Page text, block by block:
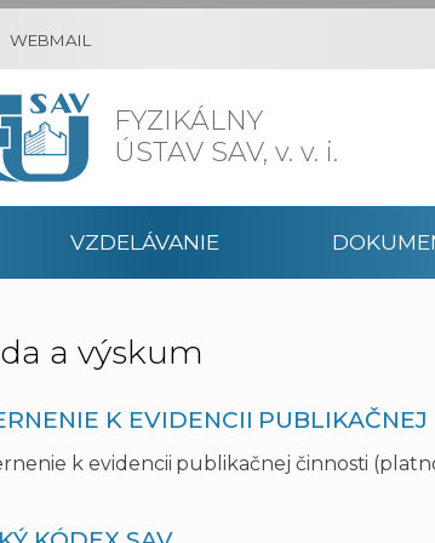
FYZIKÁLNY
ÚSTAV SAV, v. v. i.
WEBMAIL
VZDELÁVANIE
a výskum
K EVIDENCII PUBLIKAČNEJ
k evidencii publikačnej činnosti